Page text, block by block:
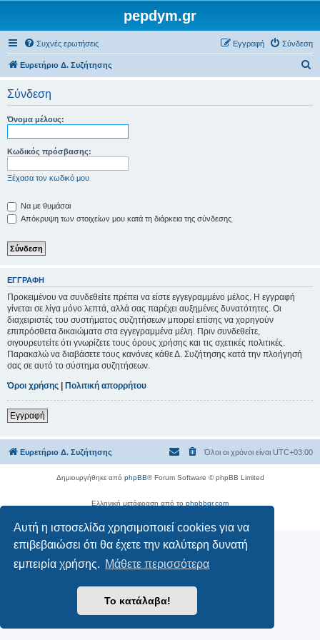
Αυτή η ιστοσελίδα χρησιμοποιεί cookies για να
επιβεβαιώσει ότι θα έχετε την καλύτερη δυνατή
εμπειρία χρήσης. Μάθετε περισσότερα
Το κατάλαβα!
pepdym.gr
Συχνές ερωτήσεις Σύνδεση
Εγγραφή
Ευρετήριο Δ. Συζήτησης
Σύνδεση
Όνομα μέλους:
Κωδικός πρόσβασης:
Ξέχασα τον κωδικό μου
Να με θυμάσαι
Απόκρυψη των στοιχείων μου κατά τη διάρκεια της σύνδεσης
ΕΓΓΡΑΦΉ
Προκειμένου να συνδεθείτε πρέπει να είστε εγγεγραμμένο μέλος. Η εγγραφή
γίνεται σε λίγα μόνο λεπτά, αλλά σας παρέχει αυξημένες δυνατότητες. Οι
διαχειριστές του συστήματος συζητήσεων μπορεί επίσης να χορηγούν
επιπρόσθετα δικαιώματα στα εγγεγραμμένα μέλη. Πριν συνδεθείτε,
σιγουρευτείτε ότι γνωρίζετε τους όρους χρήσης και τις σχετικές πολιτικές.
Παρακαλώ να διαβάσετε τους κανόνες κάθε Δ. Συζήτησης κατά την πλοήγησή
σας σε αυτό το σύστημα συζητήσεων.
Όροι χρήσης | Πολιτική απορρήτου
Εγγραφή
Ευρετήριο Δ. Συζήτησης Όλοι οι χρόνοι είναι UTC+03:00
Δημιουργήθηκε από phpBB® Forum Software © phpBB Limited
Ελληνική μετάφραση από το phpbbgr.com